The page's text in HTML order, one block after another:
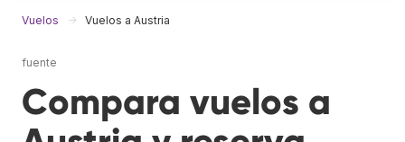
Vuelos Vuelos a Austria
fuente
Compara vuelos a